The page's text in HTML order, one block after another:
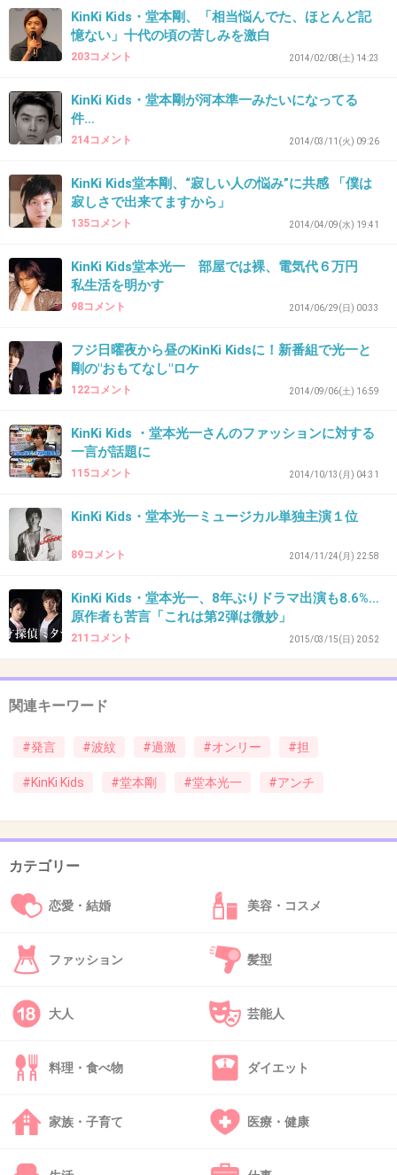
キンキで活動してたのに剛が途中でソロ活動し
たりヘンな格好しだしてキンキとしての活動が
活動をダメにした！」って思い込んでアンチに
なったと思ってるんだけど合ってる？
キンキの光一派対剛派ってすごいらしいから
ね。特に前者の方が
○○派はいいと思うけど、
○○オンリーはいかんでしょ。
どちら派ではなくずっーとKinKiのファンである
私から見て、光一オンリーファンの言い分も
でも色々ありながらもここまできた今の二人は
素晴らしい
個々でも一緒でも素敵 それが全ての答えだと
39. 匿名2016/01/06(水) 13:54:25
本人達は仲良くやってるのにファン同士でいが
させるなんて悲しいことだよ。
40. 匿名 2016/01/06(水) 13:55:45
らしいけど火に油だったんだよね
KinKi Kids・堂本剛、「相当悩んでた、ほとんど記
憶ない」十代の頃の苦しみを激白
203コメント 2014/02/08(土) 14:23
KinKi Kids・堂本剛が河本準一みたいになってる
件…
214コメント 2014/03/11(火) 09:26
KinKi Kids堂本剛、“寂しい人の悩み”に共感 「僕は
寂しさで出来てますから」
135コメント 2014/04/09(水) 19:41
KinKi Kids堂本光一 部屋では裸、電気代６万円
私生活を明かす
98コメント 2014/06/29(日) 00:33
フジ日曜夜から昼のKinKi Kidsに！新番組で光一と
剛の"おもてなし"ロケ
122コメント 2014/09/06(土) 16:59
KinKi Kids ・堂本光一さんのファッションに対する
一言が話題に
115コメント 2014/10/13(月) 04:31
KinKi Kids・堂本光一ミュージカル単独主演１位
89コメント 2014/11/24(月) 22:58
KinKi Kids・堂本光一、8年ぶりドラマ出演も8.6%…
原作者も苦言「これは第2弾は微妙」
211コメント 2015/03/15(日) 20:52
関連キーワード
#発言 #波紋 #過激 #オンリー #担
#KinKi Kids #堂本剛 #堂本光一 #アンチ
カテゴリー
恋愛・結婚 美容・コスメ
ファッション 髪型
大人 芸能人
料理・食べ物 ダイエット
家族・子育て 医療・健康